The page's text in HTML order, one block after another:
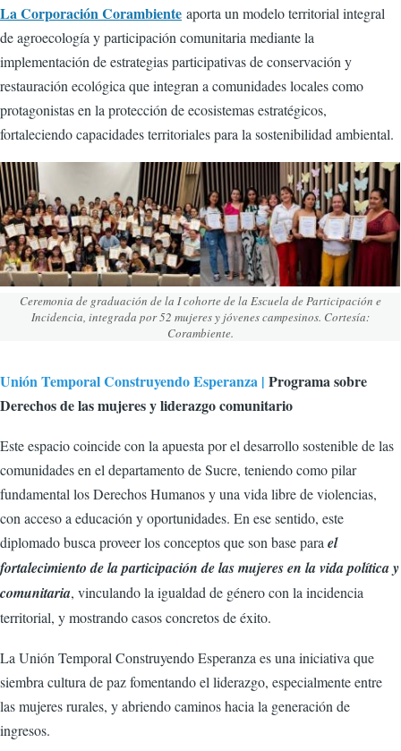
La Corporación Corambiente aporta un modelo territorial integral
de agroecología y participación comunitaria mediante la
implementación de estrategias participativas de conservación y
restauración ecológica que integran a comunidades locales como
protagonistas en la protección de ecosistemas estratégicos,
fortaleciendo capacidades territoriales para la sostenibilidad ambiental.
Ceremonia de graduación de la I cohorte de la Escuela de Participación e
Incidencia, integrada por 52 mujeres y jóvenes campesinos. Cortesía:
Corambiente.
Unión Temporal Construyendo Esperanza | Programa sobre
Derechos de las mujeres y liderazgo comunitario
Este espacio coincide con la apuesta por el desarrollo sostenible de las
comunidades en el departamento de Sucre, teniendo como pilar
fundamental los Derechos Humanos y una vida libre de violencias,
con acceso a educación y oportunidades. En ese sentido, este
diplomado busca proveer los conceptos que son base para el
fortalecimiento de la participación de las mujeres en la vida política y
comunitaria, vinculando la igualdad de género con la incidencia
territorial, y mostrando casos concretos de éxito.
La Unión Temporal Construyendo Esperanza es una iniciativa que
siembra cultura de paz fomentando el liderazgo, especialmente entre
las mujeres rurales, y abriendo caminos hacia la generación de
ingresos.